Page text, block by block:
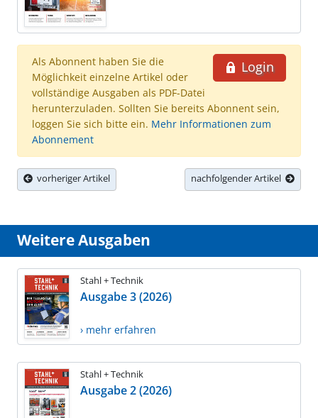
Login
Als Abonnent haben Sie die
Möglichkeit einzelne Artikel oder
vollständige Ausgaben als PDF-Datei
herunterzuladen. Sollten Sie bereits Abonnent sein,
loggen Sie sich bitte ein. Mehr Informationen zum
Abonnement
vorheriger Artikel nachfolgender Artikel
Weitere Ausgaben
Stahl + Technik
Ausgabe 3 (2026)
› mehr erfahren
Stahl + Technik
Ausgabe 2 (2026)